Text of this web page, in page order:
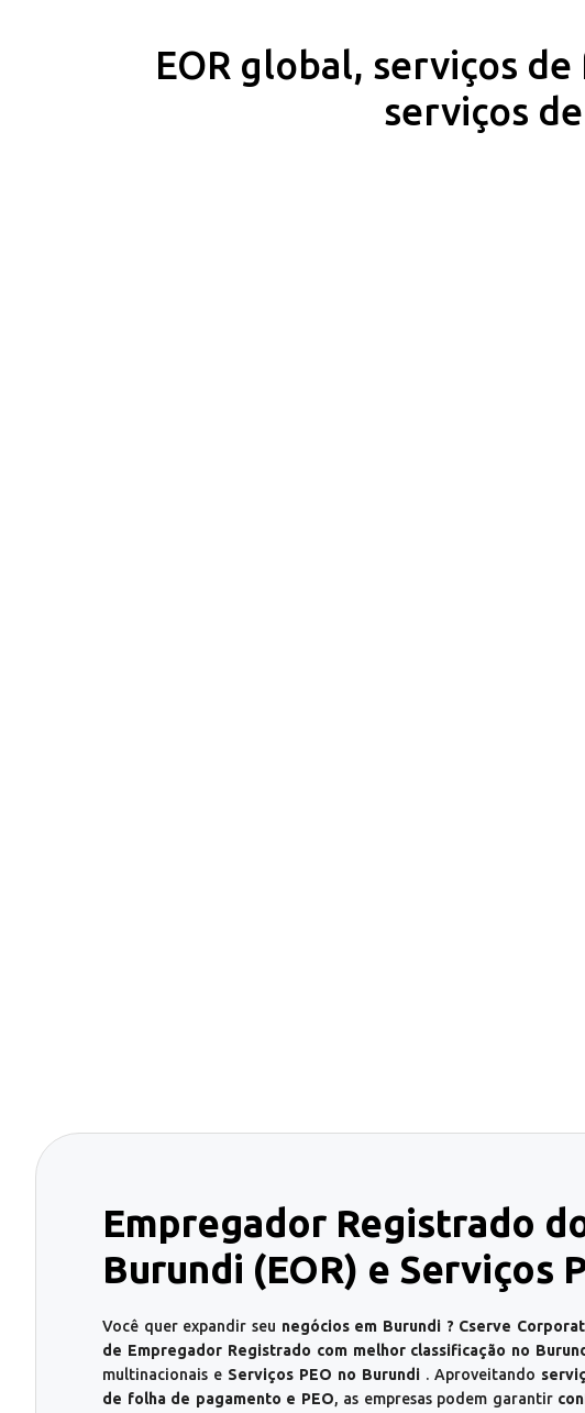
EOR global, serviços
serviços
Empregador Registrado
Burundi (EOR) e Serviços
Você quer expandir seu negócios em Burundi ? Cserve
de Empregador Registrado com melhor classificação no
multinacionais e Serviços PEO no Burundi . Aproveitando
de folha de pagamento e PEO, as empresas podem garantir